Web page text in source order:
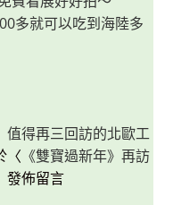
多就可以吃到海陸多
值得再三回訪的北歐工
〈 《雙寶過新年》再訪
發佈留言